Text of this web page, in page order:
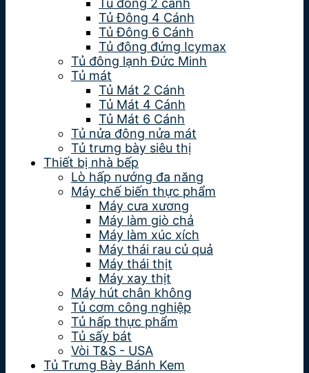
Tủ Đông 4 Cánh
Tủ Đông 6 Cánh
Tủ đông đứng Icymax
Tủ đông lạnh Đức Minh
Tủ mát
Tủ Mát 2 Cánh
Tủ Mát 4 Cánh
Tủ Mát 6 Cánh
Tủ nửa đông nửa mát
Tủ trưng bày siêu thị
Thiết bị nhà bếp
Lò hấp nướng đa năng
Máy chế biến thực phẩm
Máy cưa xương
Máy làm giò chả
Máy làm xúc xích
Máy thái rau củ quả
Máy thái thịt
Máy xay thịt
Máy hút chân không
Tủ cơm công nghiệp
Tủ hấp thực phẩm
Tủ sấy bát
Vòi T&S - USA
Tủ Trưng Bày Bánh Kem